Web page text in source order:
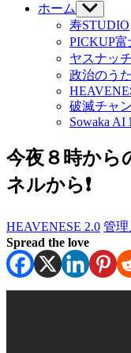
ホーム
Show
sub
menu
寿STUDIO
PICKUP
ヤスナッ
政治のう
破滅チャ
Sowaka AI
今夜８時から
ネルから❗️
HEAVENESE 2.0 管理
Spread the love